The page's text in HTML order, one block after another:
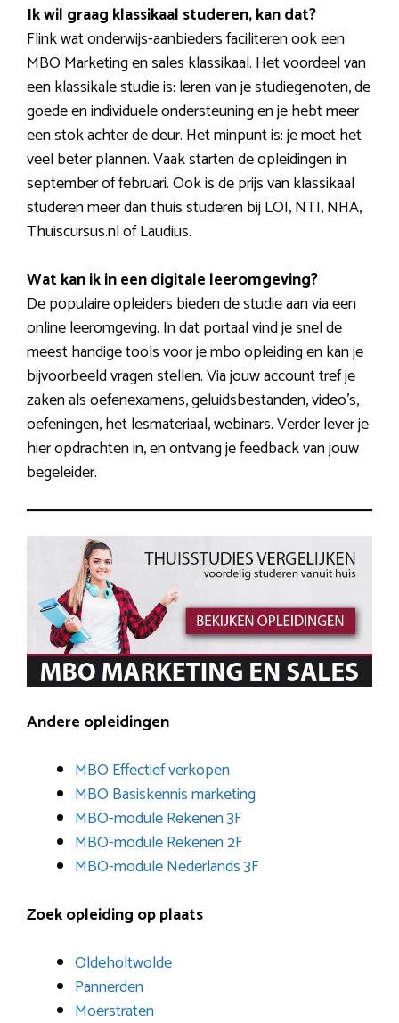
Ik wil graag klassikaal studeren, kan dat?
Flink wat onderwijs-aanbieders faciliteren ook een
MBO Marketing en sales klassikaal. Het voordeel van
een klassikale studie is: leren van je studiegenoten, de
goede en individuele ondersteuning en je hebt meer
een stok achter de deur. Het minpunt is: je moet het
veel beter plannen. Vaak starten de opleidingen in
september of februari. Ook is de prijs van klassikaal
studeren meer dan thuis studeren bij LOI, NTI, NHA,
Thuiscursus.nl of Laudius.
Wat kan ik in een digitale leeromgeving?
De populaire opleiders bieden de studie aan via een
online leeromgeving. In dat portaal vind je snel de
meest handige tools voor je mbo opleiding en kan je
bijvoorbeeld vragen stellen. Via jouw account tref je
zaken als oefenexamens, geluidsbestanden, video’s,
oefeningen, het lesmateriaal, webinars. Verder lever je
hier opdrachten in, en ontvang je feedback van jouw
begeleider.
Andere opleidingen
MBO Effectief verkopen
MBO Basiskennis marketing
MBO-module Rekenen 3F
MBO-module Rekenen 2F
MBO-module Nederlands 3F
Zoek opleiding op plaats
Oldeholtwolde
Pannerden
Moerstraten